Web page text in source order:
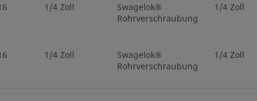
Swagelok®
Swagelok®
1/4 Zoll
Swagelok®
Rohrverschraubung
1/4 Zoll
1/4 Zoll
Swagelok®
Rohrverschraubung
1/4 Zoll